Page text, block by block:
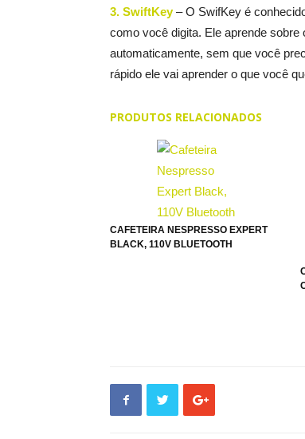
3. SwiftKey – O SwifKey é
como você digita. Ele aprende
automaticamente, sem que você
rápido ele vai aprender o que você
PRODUTOS RELACIONADOS
CAFETEIRA NESPRESSO EXPERT
BLACK, 110V BLUETOOTH